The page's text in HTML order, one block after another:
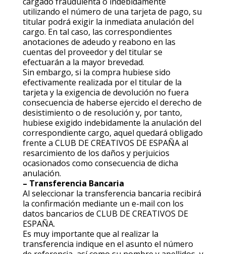
utilizando el número de una tarjeta de pago, su
titular podrá exigir la inmediata anulación del
cargo. En tal caso, las correspondientes
anotaciones de adeudo y reabono en las
cuentas del proveedor y del titular se
efectuarán a la mayor brevedad.
Sin embargo, si la compra hubiese sido
efectivamente realizada por el titular de la
tarjeta y la exigencia de devolución no fuera
consecuencia de haberse ejercido el derecho de
desistimiento o de resolución y, por tanto,
hubiese exigido indebidamente la anulación del
correspondiente cargo, aquel quedará obligado
frente a CLUB DE CREATIVOS DE ESPAÑA al
resarcimiento de los daños y perjuicios
ocasionados como consecuencia de dicha
anulación.
– Transferencia Bancaria
Al seleccionar la transferencia bancaria recibirá
la confirmación mediante un e-mail con los
datos bancarios de CLUB DE CREATIVOS DE
ESPAÑA.
Es muy importante que al realizar la
transferencia indique en el asunto el número